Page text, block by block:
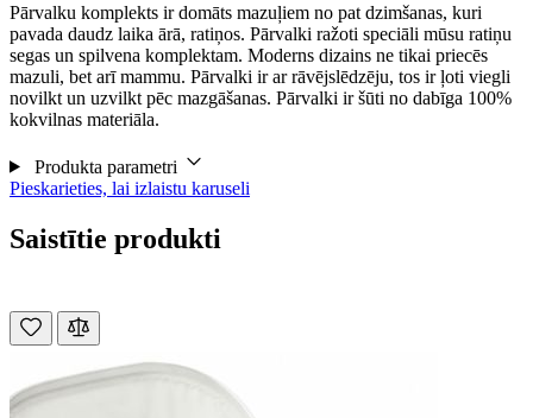
Pārvalku komplekts ir domāts mazuļiem no pat dzimšanas, kuri
pavada daudz laika ārā, ratiņos. Pārvalki ražoti speciāli mūsu ratiņu
segas un spilvena komplektam. Moderns dizains ne tikai priecēs
mazuli, bet arī mammu. Pārvalki ir ar rāvējslēdzēju, tos ir ļoti viegli
novilkt un uzvilkt pēc mazgāšanas. Pārvalki ir šūti no dabīga 100%
kokvilnas materiāla.
Produkta parametri
Pieskarieties, lai izlaistu karuseli
Saistītie produkti